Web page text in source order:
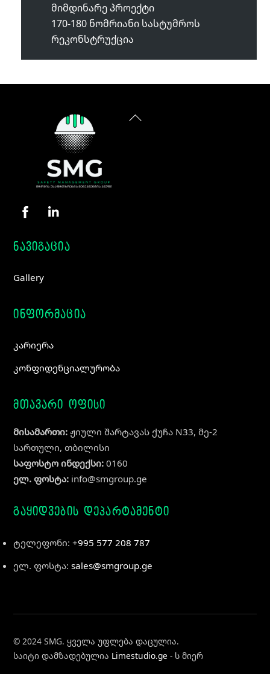
მიმდინარე პროექტი
170-180 ნომრიანი სასტუმროს
რეკონსტრუქცია
Back
ნავიგაცია
Gallery
ინფორმაცია
კარიერა
კონფიდენციალურობა
მთავარი ოფისი
მისამართი:ჟიული შარტავას ქუჩა N33, მე-2
სართული, თბილისი
საფოსტო ინდექსი: 0160
ელ. ფოსტა: info@smgroup.ge
გაყიდვების დეპარტამენტი
ტელეფონი:+995 577 208 787
ელ. ფოსტა:sales@smgroup.ge
© 2024 SMG. ყველა უფლება დაცულია.
საიტი დამზადებულია Limestudio.ge - ს მიერ